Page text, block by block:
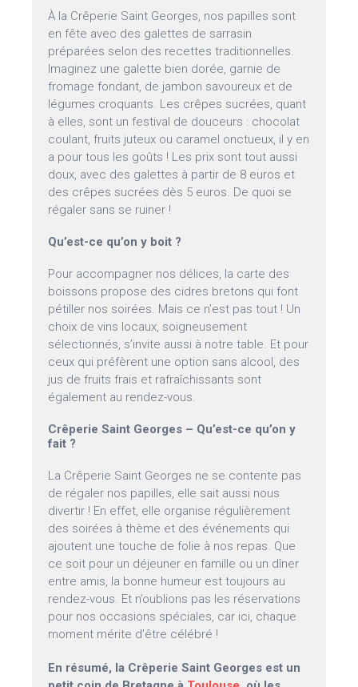
À la Crêperie Saint Georges, nos papilles sont
en fête avec des galettes de sarrasin
préparées selon des recettes traditionnelles.
Imaginez une galette bien dorée, garnie de
fromage fondant, de jambon savoureux et de
légumes croquants. Les crêpes sucrées, quant
à elles, sont un festival de douceurs : chocolat
coulant, fruits juteux ou caramel onctueux, il y en
a pour tous les goûts ! Les prix sont tout aussi
doux, avec des galettes à partir de 8 euros et
des crêpes sucrées dès 5 euros. De quoi se
régaler sans se ruiner !
Qu’est-ce qu’on y boit ?
Pour accompagner nos délices, la carte des
boissons propose des cidres bretons qui font
pétiller nos soirées. Mais ce n’est pas tout ! Un
choix de vins locaux, soigneusement
sélectionnés, s’invite aussi à notre table. Et pour
ceux qui préfèrent une option sans alcool, des
jus de fruits frais et rafraîchissants sont
également au rendez-vous.
Crêperie Saint Georges – Qu’est-ce qu’on y
fait ?
La Crêperie Saint Georges ne se contente pas
de régaler nos papilles, elle sait aussi nous
divertir ! En effet, elle organise régulièrement
des soirées à thème et des événements qui
ajoutent une touche de folie à nos repas. Que
ce soit pour un déjeuner en famille ou un dîner
entre amis, la bonne humeur est toujours au
rendez-vous. Et n’oublions pas les réservations
pour nos occasions spéciales, car ici, chaque
moment mérite d’être célébré !
En résumé, la Crêperie Saint Georges est un